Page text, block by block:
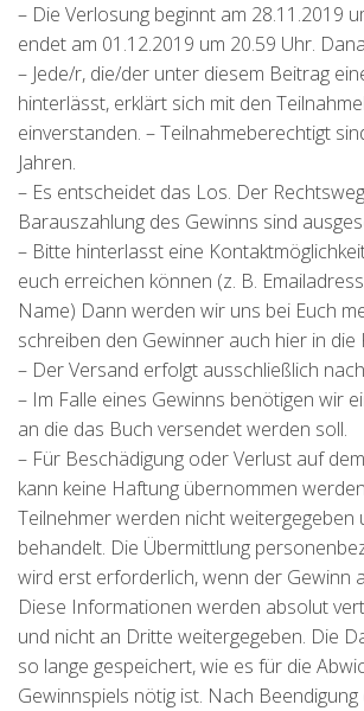
– Die Verlosung beginnt am 28.11.2019
endet am 01.12.2019 um 20.59 Uhr.
– Jede/r, die/der unter diesem Beitrag
hinterlässt, erklärt sich mit den
einverstanden. – Teilnahmeberechtigt
Jahren.
– Es entscheidet das Los. Der
Barauszahlung des Gewinns sind
– Bitte hinterlasst eine
euch erreichen können (z. B.
Name) Dann werden wir uns bei Euch
schreiben den Gewinner auch hier in die
– Der Versand erfolgt ausschließlich
– Im Falle eines Gewinns benötigen wir
an die das Buch versendet werden soll.
– Für Beschädigung oder Verlust auf
kann keine Haftung übernommen
Teilnehmer werden nicht weitergegeben
behandelt. Die Übermittlung
wird erst erforderlich, wenn der Gewinn
Diese Informationen werden absolut
und nicht an Dritte weitergegeben. Die
so lange gespeichert, wie es für die
Gewinnspiels nötig ist. Nach